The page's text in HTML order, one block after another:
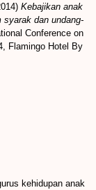
Kebajikan anak
dan undang-
Conference on
Flamingo Hotel By
kehidupan anak